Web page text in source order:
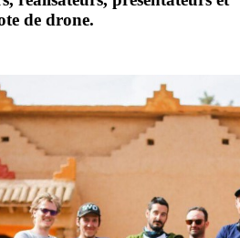
de drone.